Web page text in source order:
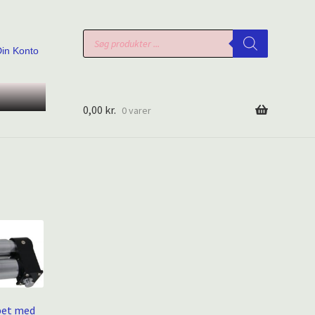
Konto
Products
search
0,00 kr. 0 varer
med